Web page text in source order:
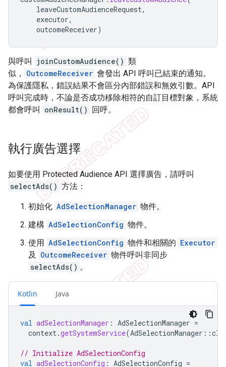
leaveCustomAudienceRequest,
executor,
outcomeReceiver)
與呼叫 joinCustomAudience() 類
似，
OutcomeReceiver 會發出 API 呼叫已結束的通知。
為保護隱私，錯誤結果不會區分內部錯誤和無效引數。API
呼叫完成時，不論是否成功移除相符的自訂目標對象，系統
都會呼叫
onResult() 回呼。
執行廣告選擇
如要使用 Protected Audience API 選擇廣告，請呼叫
selectAds() 方法：
初始化 AdSelectionManager 物件。
建構 AdSelectionConfig 物件。
使用 AdSelectionConfig 物件和相關的 Executor
及
OutcomeReceiver 物件呼叫非同步
selectAds() 。
Kotlin Java
val adSelectionManager : AdSelectionManager =
context .getSystemService(AdSelectionManager ::
// Initialize AdSelectionConfig
val adSelectionConfig : AdSelectionConfig =